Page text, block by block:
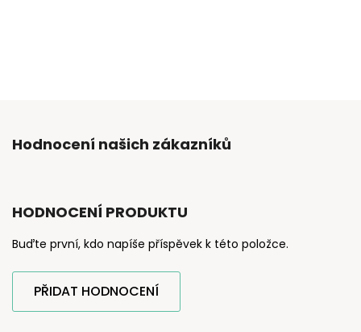
Hodnocení našich zákazníků
HODNOCENÍ PRODUKTU
Buďte první, kdo napíše příspěvek k této položce.
PŘIDAT HODNOCENÍ